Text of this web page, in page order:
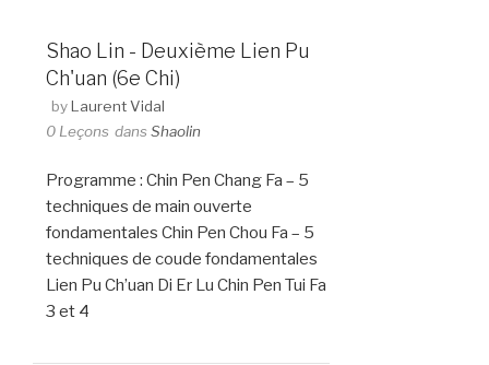
Shao Lin - Deuxième Lien Pu
Ch'uan (6e Chi)
byLaurent Vidal
0 Leçons dansShaolin
Programme : Chin Pen Chang Fa – 5
techniques de main ouverte
fondamentales Chin Pen Chou Fa – 5
techniques de coude fondamentales
Lien Pu Ch’uan Di Er Lu Chin Pen Tui Fa
3 et 4